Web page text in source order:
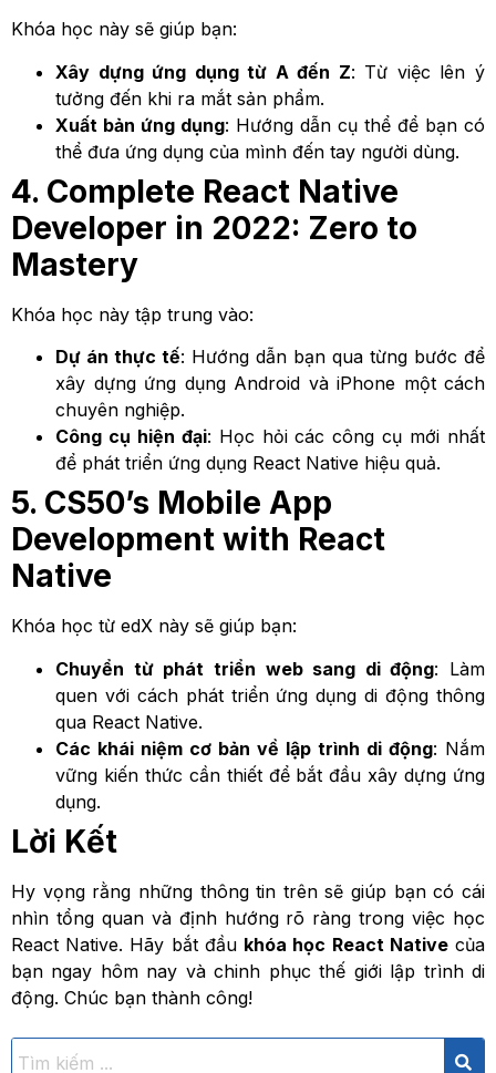
Khóa học này sẽ giúp bạn:
Xây dựng ứng dụng từ A đến Z: Từ việc lên ý
tưởng đến khi ra mắt sản phẩm.
Xuất bản ứng dụng: Hướng dẫn cụ thể để bạn có
thể đưa ứng dụng của mình đến tay người dùng.
4. Complete React Native
Developer in 2022: Zero to
Mastery
Khóa học này tập trung vào:
Dự án thực tế: Hướng dẫn bạn qua từng bước để
xây dựng ứng dụng Android và iPhone một cách
chuyên nghiệp.
Công cụ hiện đại: Học hỏi các công cụ mới nhất
để phát triển ứng dụng React Native hiệu quả.
5. CS50’s Mobile App
Development with React
Native
Khóa học từ edX này sẽ giúp bạn:
Chuyển từ phát triển web sang di động: Làm
quen với cách phát triển ứng dụng di động thông
qua React Native.
Các khái niệm cơ bản về lập trình di động: Nắm
vững kiến thức cần thiết để bắt đầu xây dựng ứng
dụng.
Lời Kết
Hy vọng rằng những thông tin trên sẽ giúp bạn có cái
nhìn tổng quan và định hướng rõ ràng trong việc học
React Native. Hãy bắt đầu khóa học React Nativecủa
bạn ngay hôm nay và chinh phục thế giới lập trình di
động. Chúc bạn thành công!